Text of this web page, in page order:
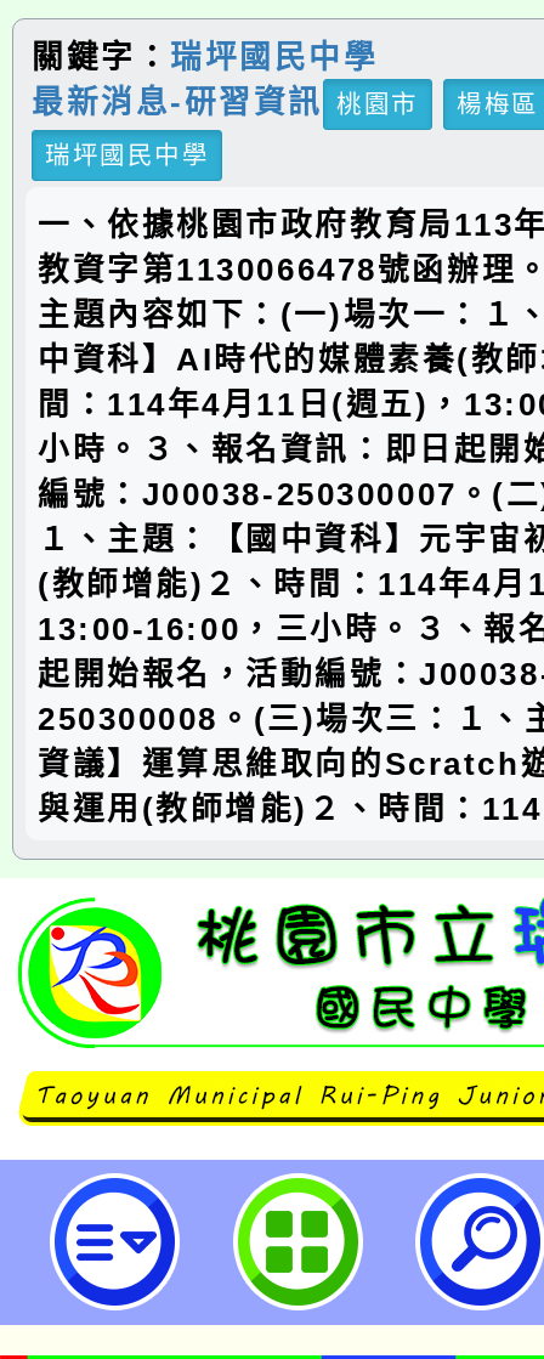
關鍵字： 瑞坪國民中學
最新消息-研習資訊
桃園市
楊梅區
瑞坪國民中學
一、依據桃園市政府教育局113
教資字第1130066478號函辦理
主題內容如下：(一)場次一：１
中資科】AI時代的媒體素養(教
間：114年4月11日(週五)，
小時。３、報名資訊：即日起開
編號：J00038-250300007。(
１、主題：【國中資科】元宇宙
(教師增能)２、時間：114年4月
13:00-16:00，三小時。３、報
起開始報名，活動編號：
250300008。(三)場次三：１、
資議】運算思維取向的Scratch
與運用(教師增能)２、時間：
大溪自造教育及科技中心114年四
園市立瑞坪國民中學